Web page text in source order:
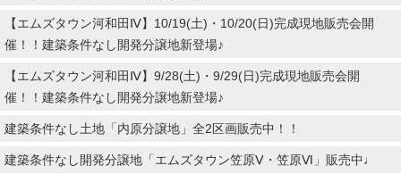
【エムズタウン河和田Ⅳ】10/19(土)・10/20(日)完成現地販売会開
催！！建築条件なし開発分譲地新登場♪
【エムズタウン河和田Ⅳ】9/28(土)・9/29(日)完成現地販売会開
催！！建築条件なし開発分譲地新登場♪
建築条件なし土地「内原分譲地」全2区画販売中！！
建築条件なし開発分譲地「エムズタウン笠原Ⅴ・笠原Ⅵ」販売中♩